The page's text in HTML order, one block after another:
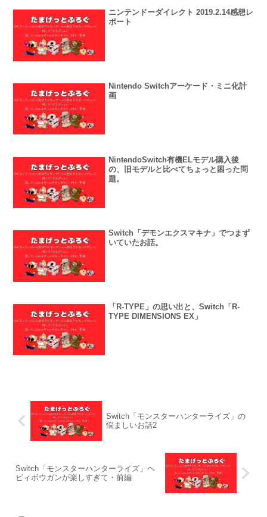
ニンテンドーダイレクト 2019.2.14感想レ
ポート
Nintendo Switchアーケード・ミニ化計
画
NintendoSwitch有機ELモデル購入後
の、旧モデルと比べてちょっと困った問
題。
Switch「デモンエクスマキナ」でつまず
いていたお話。
「R-TYPE」の思い出と、Switch「R-
TYPE DIMENSIONS EX」
Switch「モンスターハンターライズ」の
悩ましいお話2
Switch「モンスターハンターライズ」ヘ
ビィボウガンが楽しすぎて・前編